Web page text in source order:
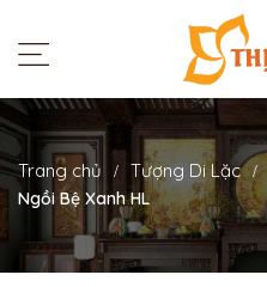
Trang chủ Tượng Di Lặc
Ngồi Bệ Xanh HL